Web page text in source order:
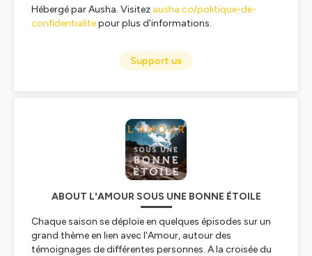
Hébergé par Ausha. Visitez ausha.co/politique-de-
confidentialitepour plus d'informations.
Support us
ABOUT L'AMOUR SOUS UNE BONNE ÉTOILE
Chaque saison se déploie en quelques épisodes sur un
grand thème en lien avec l'Amour, autour des
témoignages de différentes personnes. A la croisée du